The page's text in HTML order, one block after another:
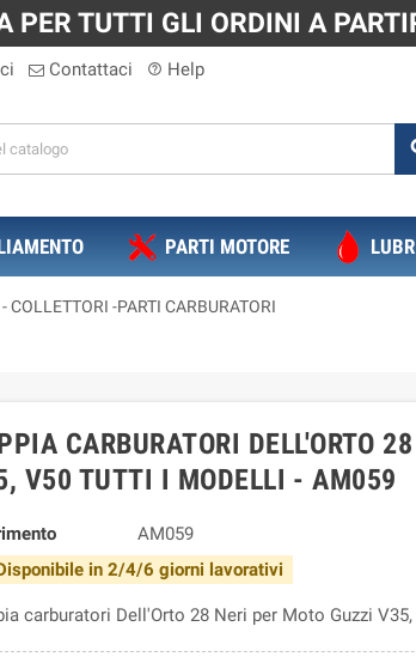
PER TUTTI GLI ORDINI A
Contattaci help_outline Help
PARTI MOTORE
COLLETTORI -PARTI CARBURATORI
CARBURATORI DELL'ORTO
V50 TUTTI I MODELLI - AM059
AM059
in 2/4/6 giorni lavorativi
carburatori Dell'Orto 28 Neri per Moto Guzzi